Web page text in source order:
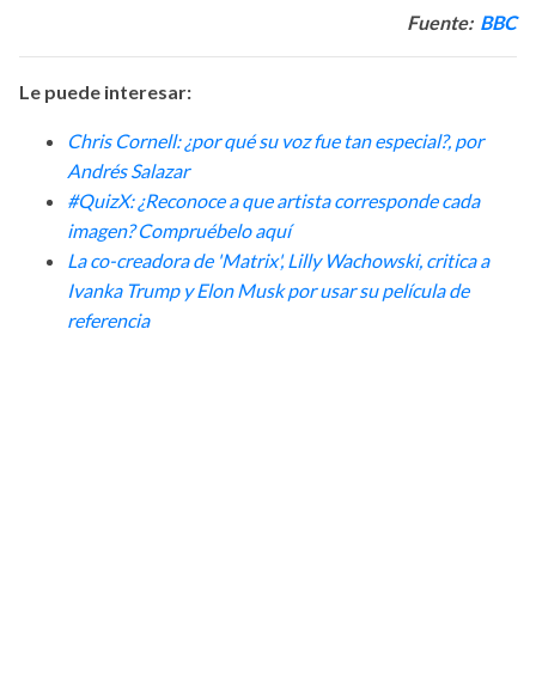
Fuente: BBC
Le puede interesar:
Chris Cornell: ¿por qué su voz fue tan especial?, por
Andrés Salazar
#QuizX: ¿Reconoce a que artista corresponde cada
imagen? Compruébelo aquí
La co-creadora de 'Matrix', Lilly Wachowski, critica a
Ivanka Trump y Elon Musk por usar su película de
referencia